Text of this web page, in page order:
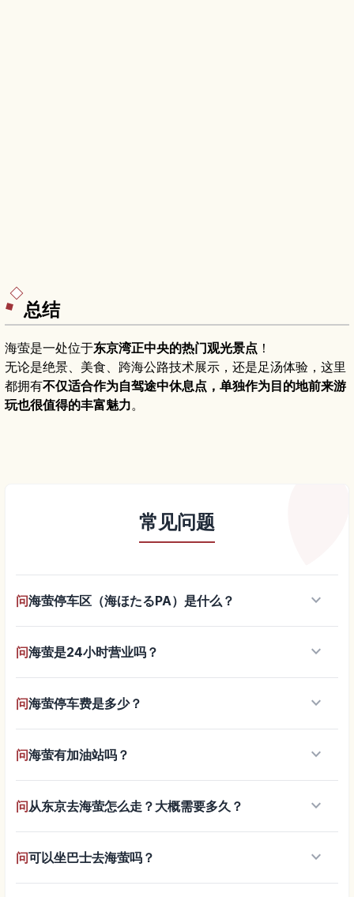
总结
海萤是一处位于东京湾正中央的热门观光景点 ！
无论是绝景、美食、跨海公路技术展示，还是足汤体验，这里
都拥有不仅适合作为自驾途中休息点，单独作为目的地前来游
玩也很值得的丰富魅力。
常见问题
问海萤停车区（海ほたるPA）是什么？ keyboard_arrow_down
问海萤是24小时营业吗？ keyboard_arrow_down
问海萤停车费是多少？ keyboard_arrow_down
问海萤有加油站吗？ keyboard_arrow_down
问从东京去海萤怎么走？大概需要多久？ keyboard_arrow_down
问可以坐巴士去海萤吗？ keyboard_arrow_down